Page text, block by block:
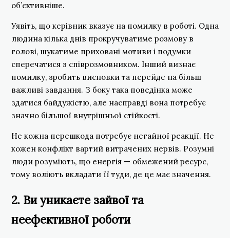
об’єктивніше.
Уявіть, що керівник вказує на помилку в роботі. Одна
людина кілька днів прокручуватиме розмову в
голові, шукатиме приховані мотиви і подумки
сперечатися з співрозмовником. Інший визнає
помилку, зробить висновки та перейде на більш
важливі завдання. З боку така поведінка може
здатися байдужістю, але насправді вона потребує
значно більшої внутрішньої стійкості.
Не кожна перешкода потребує негайної реакції. Не
кожен конфлікт вартий витрачених нервів. Розумні
люди розуміють, що енергія — обмежений ресурс,
тому воліють вкладати її туди, де це має значення.
2. Ви уникаєте зайвої та
неефективної роботи